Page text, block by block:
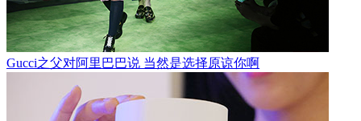
Gucci之父对阿里巴巴说 当然是选择原谅你啊